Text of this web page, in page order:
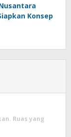
Konsep
Ruas yang